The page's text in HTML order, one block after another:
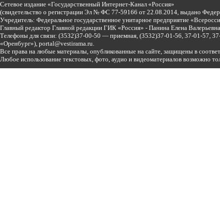
Сетевое издание «Государственный Интернет-Канал «Россия»
(свидетельство о регистрации Эл № ФС 77-59166 от 22.08.2014, выдано
Учредитель: Федеральное государственное унитарное предприятие
Главный редактор Главной редакции ГИК «Россия» - Панина Елена
Телефоны для связи: (3532)37-00-50 — приемная, (3532)37-01-56, 37-01-57,
«Оренбург»), portal@vestirama.ru.
Все права на любые материалы, опубликованные на сайте, защищены в
Любое использование текстовых, фото, аудио и видеоматериалов возможно